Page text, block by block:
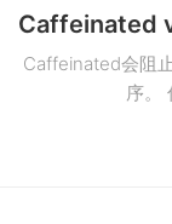
Caffeinated会阻
序。